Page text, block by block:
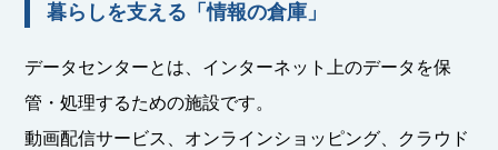
暮らしを支える「情報の倉庫」
データセンターとは、インターネット上のデータを保
管・処理するための施設です。
動画配信サービス、オンラインショッピング、クラウド